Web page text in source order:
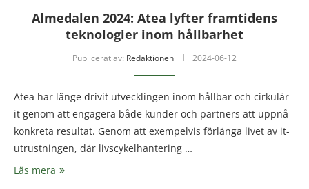
Almedalen 2024: Atea lyfter framtidens
teknologier inom hållbarhet
Publicerat av: Redaktionen 2024-06-12
Atea har länge drivit utvecklingen inom hållbar och cirkulär
it genom att engagera både kunder och partners att uppnå
konkreta resultat. Genom att exempelvis förlänga livet av it-
utrustningen, där livscykelhantering …
Läs mera